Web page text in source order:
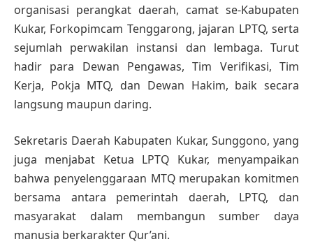
organisasi perangkat daerah, camat se-Kabupaten
Kukar, Forkopimcam Tenggarong, jajaran LPTQ, serta
sejumlah perwakilan instansi dan lembaga. Turut
hadir para Dewan Pengawas, Tim Verifikasi, Tim
Kerja, Pokja MTQ, dan Dewan Hakim, baik secara
langsung maupun daring.
Sekretaris Daerah Kabupaten Kukar, Sunggono, yang
juga menjabat Ketua LPTQ Kukar, menyampaikan
bahwa penyelenggaraan MTQ merupakan komitmen
bersama antara pemerintah daerah, LPTQ, dan
masyarakat dalam membangun sumber daya
manusia berkarakter Qur’ani.